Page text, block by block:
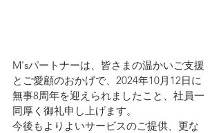
M'sパートナーは、皆さまの温かいご支援
とご愛顧のおかげで、2024年10月12日に
無事8周年を迎えられましたこと、社員一
同厚く御礼申し上げます。
今後もよりよいサービスのご提供、更な